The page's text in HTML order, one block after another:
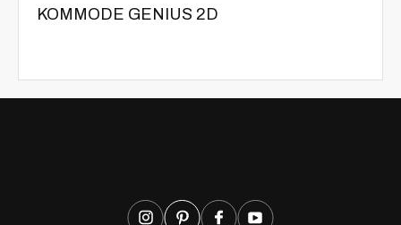
KOMMODE GENIUS 2D